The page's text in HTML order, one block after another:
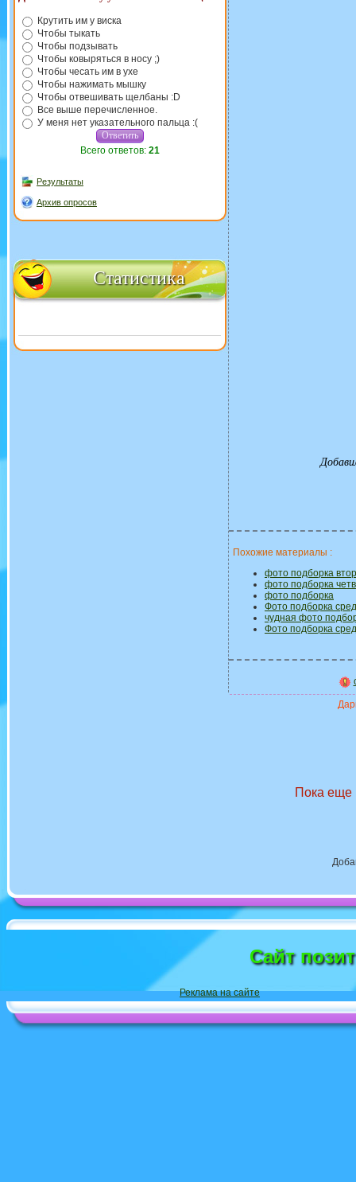
Крутить им у виска
Чтобы тыкать
Чтобы подзывать
Чтобы ковыряться в носу ;)
Чтобы чесать им в ухе
Чтобы нажимать мышку
Чтобы отвешивать щелбаны :D
Все выше перечисленное.
У меня нет указательного пальца :(
Всего ответов: 21
Результаты
Архив опросов
Статистика
Похожие материалы :
фото подборка
фото подборка
фото подборка
Фото подборка
чудная фото
Фото подборка
Пока еще
Сайт
Реклама на сайте